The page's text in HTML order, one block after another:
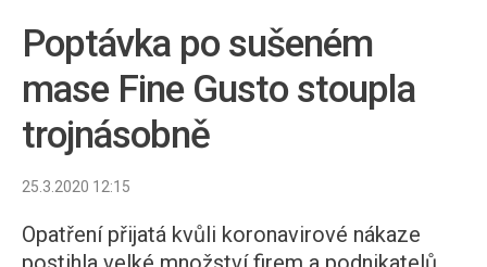
Poptávka po sušeném
mase Fine Gusto stoupla
trojnásobně
25.3.2020 12:15
Opatření přijatá kvůli koronavirové nákaze